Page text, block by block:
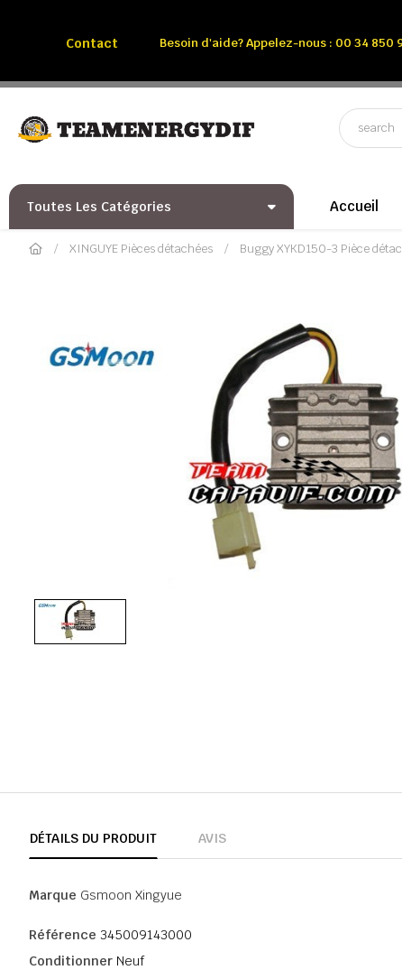
Contact Besoin d'aide? Appelez-nous : 00 34 850
Toutes Les Catégories Accueil
XINGUYE Pièces détachées Buggy XYKD150-3 Pièce
DÉTAILS DU PRODUIT AVIS
Marque Gsmoon Xingyue
Référence 345009143000
Conditionner Neuf